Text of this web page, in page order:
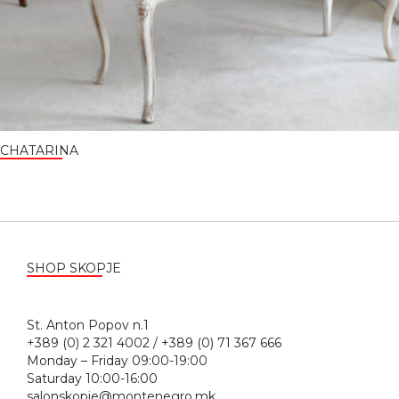
CHATARINA
SHOP SKOPJE
St. Anton Popov n.1
+389 (0) 2 321 4002 / +389 (0) 71 367 666
Monday – Friday 09:00-19:00
Saturday 10:00-16:00